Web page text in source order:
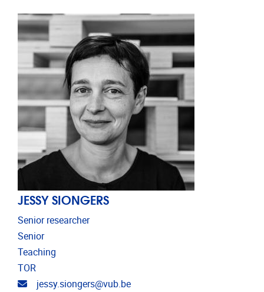
JESSY SIONGERS
Senior researcher
Senior
Teaching
TOR
Email address
jessy.siongers@vub.be